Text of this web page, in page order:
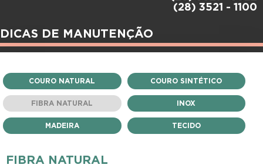
(28) 3521 - 1100
DICAS DE MANUTENÇÃO
COURO NATURAL COURO SINTÉTICO
FIBRA NATURAL INOX
MADEIRA TECIDO
FIBRA NATURAL